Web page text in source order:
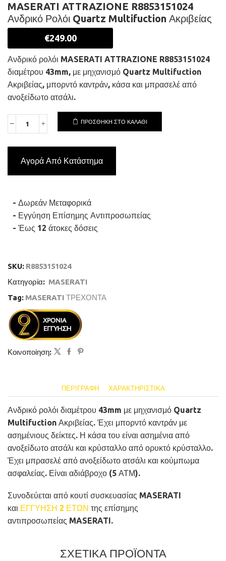
MASERATI ATTRAZIONE R8853151024
Ανδρικό Ρολόι Quartz Multifuction Ακριβείας
€249.00
Ανδρικό ρολόι MASERATI ATTRAZIONE R8853151024
διαμέτρου 43mm, με μηχανισμό Quartz Multifuction
Ακριβείας, μπορντό καντράν, κάσα και μπρασελέ από
ανοξείδωτο ατσάλι.
MASERATI
ATTRAZIONE
Ρολόι
ποσότητα
ΠΡΟΣΘΉΚΗ ΣΤΟ ΚΑΛΆΘΙ
Αγορά Από Κατάστημα
- Δωρεάν Μεταφορικά
- Εγγύηση Επίσημης Αντιπροσωπείας
- Έως 12 άτοκες δόσεις
SKU: R8853151024
Κατηγορία: MASERATI
Tag: MASERATI ΤΡΕΧΟΝΤΑ
Κοινοποίηση:
ΠΕΡΙΓΡΑΦΉ ΧΑΡΑΚΤΗΡΙΣΤΙΚΆ
Ανδρικό ρολόι διαμέτρου 43mm με μηχανισμό Quartz
Multifuction Ακριβείας. Έχει μπορντό καντράν με
ασημένιους δείκτες. Η κάσα του είναι ασημένια από
ανοξείδωτο ατσάλι και κρύσταλλο από ορυκτό κρύσταλλο.
Έχει μπρασελέ από ανοξείδωτο ατσάλι και κούμπωμα
ασφαλείας. Είναι αδιάβροχο (5 ΑΤΜ).
Συνοδεύεται από κουτί συσκευασίας MASERATI
και ΕΓΓΥΗΣΗ 2 ΕΤΩΝ της επίσημης
αντιπροσωπείας MASERATI.
ΣΧΕΤΙΚΑ ΠΡΟΪΟΝΤΑ